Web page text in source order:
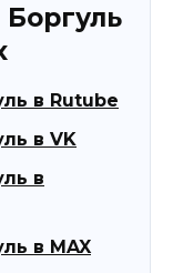
в Rutube
в VK
в
в MAX